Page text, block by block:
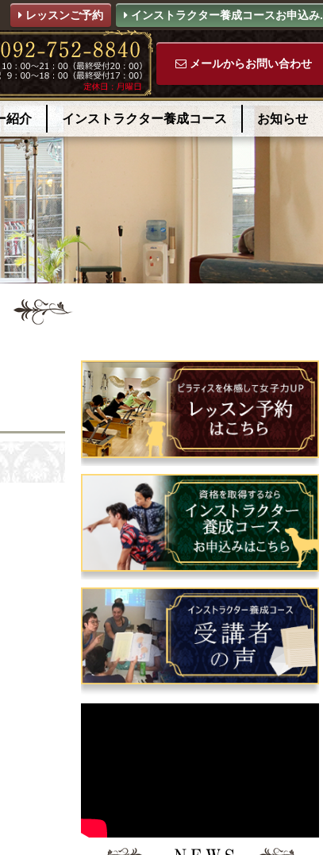
レッスンご予約 インストラクター養成コースお申込み.
メールからお問い合わせ
紹介 インストラクター養成コース お知らせ